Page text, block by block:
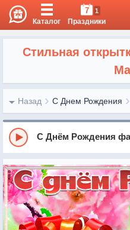
Каталог
7 1
Праздники
Стильная
Назад С Днем Рождения
С Днём Рождения